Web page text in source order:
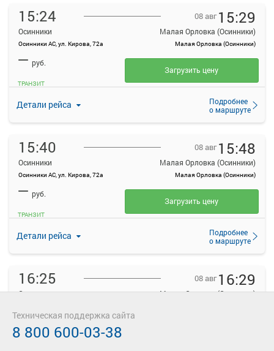
15:24
Осинники
Осинники АС, ул. Кирова, 72а
08 авг 15:29
Малая Орловка (Осинники)
Малая Орловка (Осинники)
Детали рейса
Подробнее
о маршруте
— руб.
ТРАНЗИТ
Загрузить цену
15:40
Осинники
Осинники АС, ул. Кирова, 72а
08 авг 15:48
Малая Орловка (Осинники)
Малая Орловка (Осинники)
Детали рейса
Подробнее
о маршруте
— руб.
ТРАНЗИТ
Загрузить цену
16:25
Осинники
08 авг 16:29
Малая Орловка (Осинники)
—
Техническая поддержка сайта
8 800 600-03-38